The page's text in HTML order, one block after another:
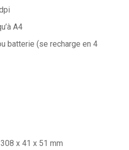
A4
batterie (se recharge en 4
x 41 x 51 mm